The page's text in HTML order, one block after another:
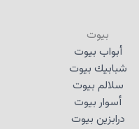
بيوت
أبواب بيوت
شبابيك بيوت
سلالم بيوت
أسوار بيوت
درابزين بيوت